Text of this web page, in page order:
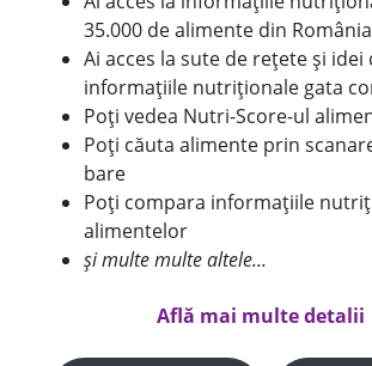
35.000 de alimente din România
Ai acces la sute de rețete și idei
informațiile nutriționale gata
Poți vedea Nutri-Score-ul
Poți căuta alimente prin
bare
Poți compara informațiile
alimentelor
și multe multe altele...
Află mai multe detalii